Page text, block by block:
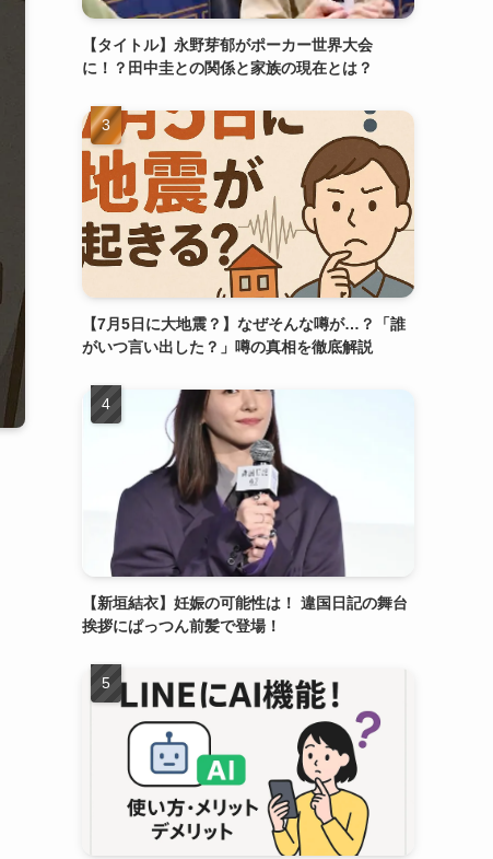
【タイトル】永野芽郁がポーカー世界大会
に！？田中圭との関係と家族の現在とは？
【7月5日に大地震？】なぜそんな噂が…？「誰
がいつ言い出した？」噂の真相を徹底解説
【新垣結衣】妊娠の可能性は！ 違国日記の舞台
挨拶にぱっつん前髪で登場！